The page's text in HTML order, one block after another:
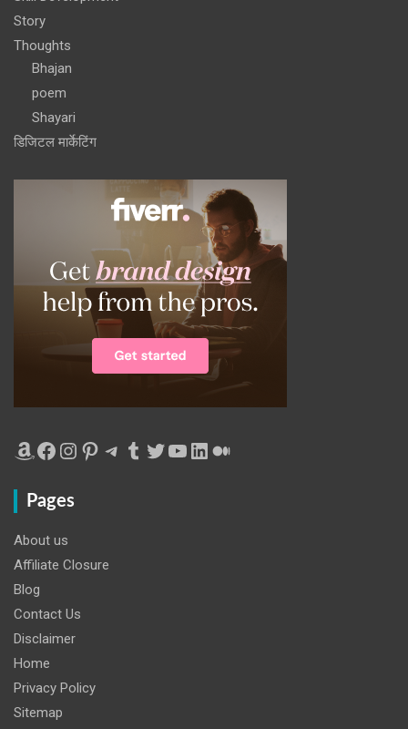
Story
Thoughts
Bhajan
poem
Shayari
डिजिटल मार्केटिंग
Amazon
Facebook
Instagram
Pinterest
Telegram
Tumblr
Twitter
YouTube
LinkedIn
Medium
Pages
About us
Affiliate Closure
Blog
Contact Us
Disclaimer
Home
Privacy Policy
Sitemap